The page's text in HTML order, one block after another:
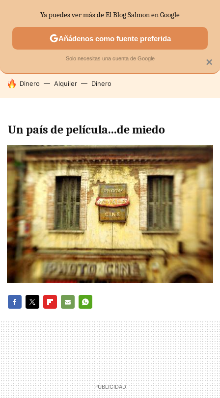
SECTORES ECONOMÍA DOMÉSTICA MERCADOS
HOY SE HABLA DE
Dinero Alquiler Dinero
Un país de película...de miedo
MAIL
×
Ya puedes ver más de El Blog Salmon en Google
Añádenos como fuente preferida
Solo necesitas una cuenta de Google